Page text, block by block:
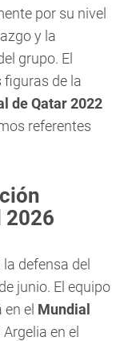
por su nivel
y la
grupo. El
figuras de la
de Qatar 2022
referentes
2026
defensa del
junio. El equipo
el Mundial
en el